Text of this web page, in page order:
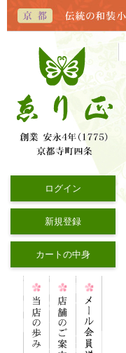
ログイン
新規登録
カートの中身